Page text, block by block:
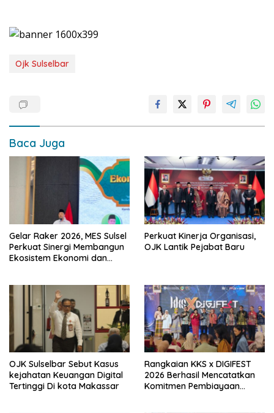
Ojk Sulselbar
Baca Juga
Gelar Raker 2026, MES Sulsel
Perkuat Sinergi Membangun
Ekosistem Ekonomi dan
Perkuat Kinerja Organisasi,
OJK Lantik Pejabat Baru
OJK Sulselbar Sebut Kasus
kejahatan Keuangan Digital
Tertinggi Di kota Makassar
Rangkaian KKS x DIGIFEST
2026 Berhasil Mencatatkan
Komitmen Pembiayaan